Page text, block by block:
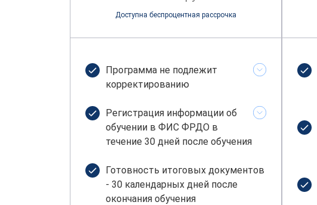
Доступна беспроцентная рассрочка
Программа не подлежит
корректированию
Регистрация информации об
обучении в ФИС ФРДО в
течение 30 дней после обучения
Готовность итоговых документов
- 30 календарных дней после
окончания обучения